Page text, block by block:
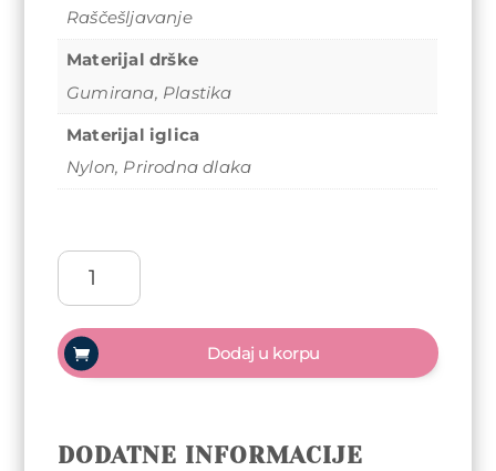
Raščešljavanje
Materijal drške
Gumirana, Plastika
Materijal iglica
Nylon, Prirodna dlaka
Četka
raščešljavanje
Olivia
Garden
Care
Green
Dodaj u korpu
DODATNE INFORMACIJE